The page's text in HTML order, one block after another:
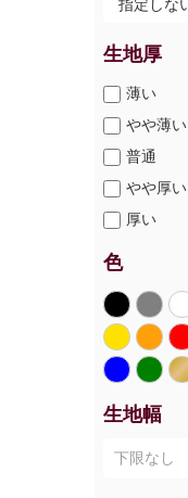
生地厚
薄い
やや薄い
普通
やや厚い
厚い
色
生地幅